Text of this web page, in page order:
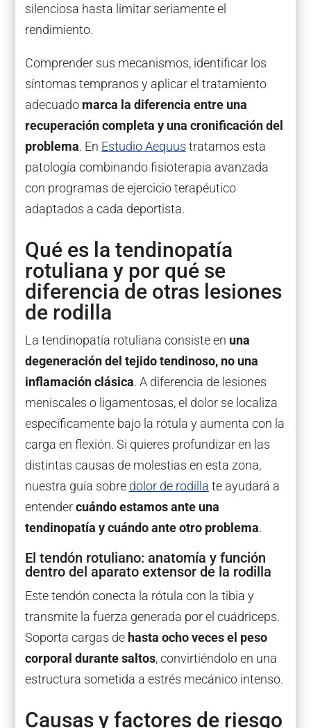
silenciosa hasta limitar seriamente el
rendimiento.
Comprender sus mecanismos, identificar los
síntomas tempranos y aplicar el tratamiento
adecuado marca la diferencia entre una
recuperación completa y una cronificación del
problema. En Estudio Aequus tratamos esta
patología combinando fisioterapia avanzada
con programas de ejercicio terapéutico
adaptados a cada deportista.
Qué es la tendinopatía
rotuliana y por qué se
diferencia de otras lesiones
de rodilla
La tendinopatía rotuliana consiste en una
degeneración del tejido tendinoso, no una
inflamación clásica. A diferencia de lesiones
meniscales o ligamentosas, el dolor se localiza
específicamente bajo la rótula y aumenta con la
carga en flexión. Si quieres profundizar en las
distintas causas de molestias en esta zona,
nuestra guía sobre dolor de rodilla te ayudará a
entendercuándo estamos ante una
tendinopatía y cuándo ante otro problema.
El tendón rotuliano: anatomía y función
dentro del aparato extensor de la rodilla
Este tendón conecta la rótula con la tibia y
transmite la fuerza generada por el cuádriceps.
Soporta cargas de hasta ocho veces el peso
corporal durante saltos, convirtiéndolo en una
estructura sometida a estrés mecánico intenso.
Causas y factores de riesgo